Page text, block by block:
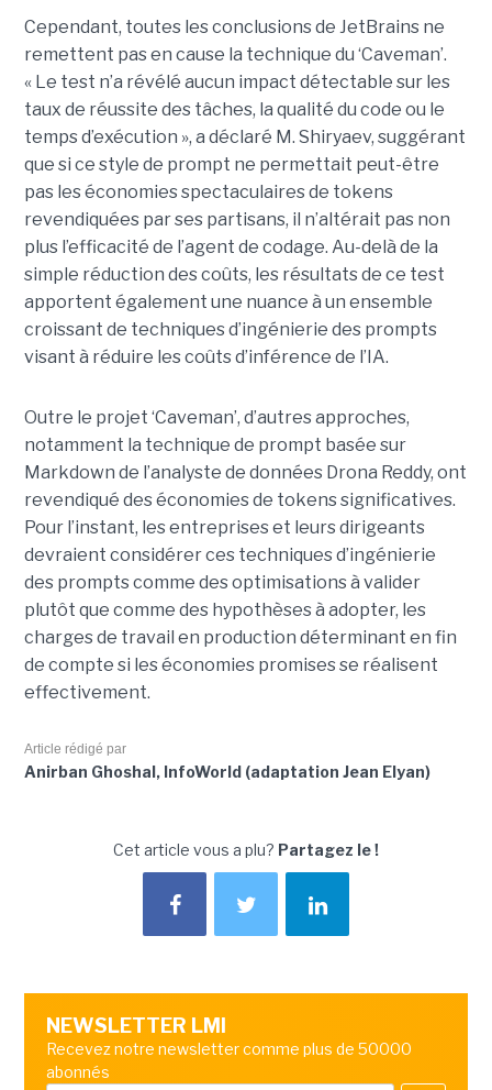
Cependant, toutes les conclusions de JetBrains ne
remettent pas en cause la technique du ‘Caveman’.
« Le test n’a révélé aucun impact détectable sur les
taux de réussite des tâches, la qualité du code ou le
temps d’exécution », a déclaré M. Shiryaev, suggérant
que si ce style de prompt ne permettait peut-être
pas les économies spectaculaires de tokens
revendiquées par ses partisans, il n’altérait pas non
plus l’efficacité de l’agent de codage. Au-delà de la
simple réduction des coûts, les résultats de ce test
apportent également une nuance à un ensemble
croissant de techniques d’ingénierie des prompts
visant à réduire les coûts d’inférence de l’IA.
Outre le projet ‘Caveman’, d’autres approches,
notamment la technique de prompt basée sur
Markdown de l’analyste de données Drona Reddy, ont
revendiqué des économies de tokens significatives.
Pour l’instant, les entreprises et leurs dirigeants
devraient considérer ces techniques d’ingénierie
des prompts comme des optimisations à valider
plutôt que comme des hypothèses à adopter, les
charges de travail en production déterminant en fin
de compte si les économies promises se réalisent
effectivement.
Article rédigé par
Anirban Ghoshal, InfoWorld (adaptation Jean Elyan)
Cet article vous a plu? Partagez le !
NEWSLETTER LMI
Recevez notre newsletter comme plus de 50000
abonnés